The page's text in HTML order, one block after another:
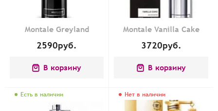
Montale Greyland
2590руб.
В корзину
Montale Vanilla Cake
3720руб.
В корзину
Есть в наличии Нет в наличии